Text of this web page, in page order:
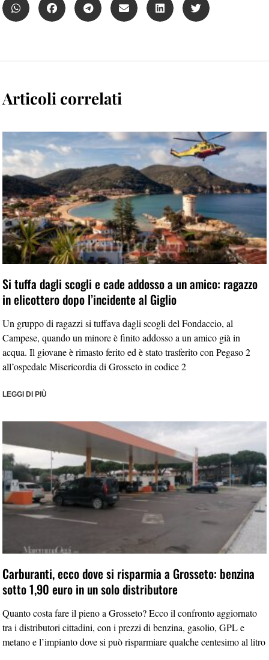
Articoli correlati
Si tuffa dagli scogli e cade addosso a un amico: ragazzo
in elicottero dopo l’incidente al Giglio
Un gruppo di ragazzi si tuffava dagli scogli del Fondaccio, al
Campese, quando un minore è finito addosso a un amico già in
acqua. Il giovane è rimasto ferito ed è stato trasferito con Pegaso 2
all’ospedale Misericordia di Grosseto in codice 2
LEGGI DI PIÙ
Carburanti, ecco dove si risparmia a Grosseto: benzina
sotto 1,90 euro in un solo distributore
Quanto costa fare il pieno a Grosseto? Ecco il confronto aggiornato
tra i distributori cittadini, con i prezzi di benzina, gasolio, GPL e
metano e l’impianto dove si può risparmiare qualche centesimo al litro